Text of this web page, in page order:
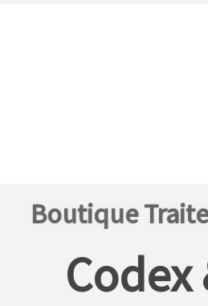
Boutique
Codex